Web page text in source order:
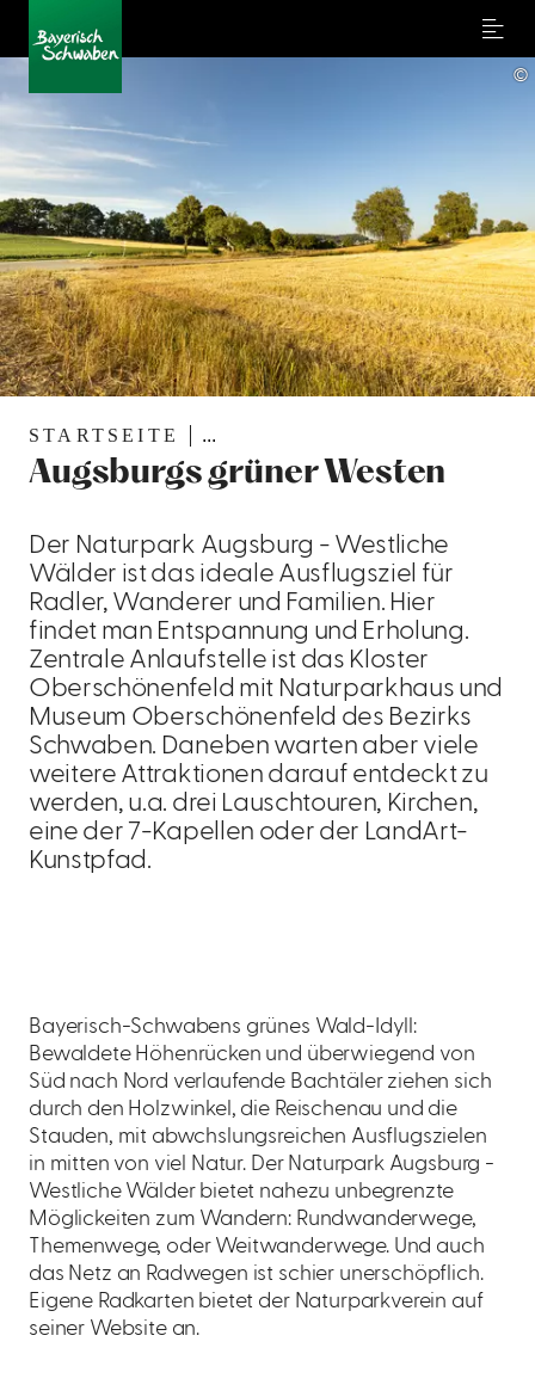
Menu
©
STARTSEITE ...
Augsburgs grüner Westen
Der Naturpark Augsburg - Westliche
Wälder ist das ideale Ausflugsziel für
Radler, Wanderer und Familien. Hier
findet man Entspannung und Erholung.
Zentrale Anlaufstelle ist das Kloster
Oberschönenfeld mit Naturparkhaus und
Museum Oberschönenfeld des Bezirks
Schwaben. Daneben warten aber viele
weitere Attraktionen darauf entdeckt zu
werden, u.a. drei Lauschtouren, Kirchen,
eine der 7-Kapellen oder der LandArt-
Kunstpfad.
Bayerisch-Schwabens grünes Wald-Idyll:
Bewaldete Höhenrücken und überwiegend von
Süd nach Nord verlaufende Bachtäler ziehen sich
durch den Holzwinkel, die Reischenau und die
Stauden, mit abwchslungsreichen Ausflugszielen
in mitten von viel Natur. Der Naturpark Augsburg -
Westliche Wälder bietet nahezu unbegrenzte
Möglickeiten zum Wandern: Rundwanderwege,
Themenwege, oder Weitwanderwege. Und auch
das Netz an Radwegen ist schier unerschöpflich.
Eigene Radkarten bietet der Naturparkverein auf
seiner Website an.